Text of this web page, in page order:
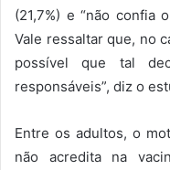
(21,7%) e “não confia
Vale ressaltar que, no
possível que tal
responsáveis”, diz o
Entre os adultos, o
não acredita na